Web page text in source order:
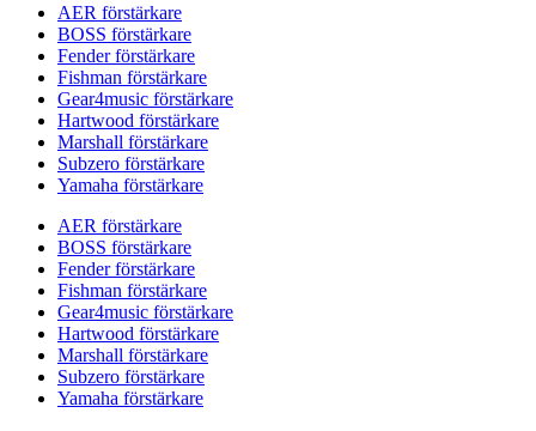
AER förstärkare
BOSS förstärkare
Fender förstärkare
Fishman förstärkare
Gear4music förstärkare
Hartwood förstärkare
Marshall förstärkare
Subzero förstärkare
Yamaha förstärkare
AER förstärkare
BOSS förstärkare
Fender förstärkare
Fishman förstärkare
Gear4music förstärkare
Hartwood förstärkare
Marshall förstärkare
Subzero förstärkare
Yamaha förstärkare